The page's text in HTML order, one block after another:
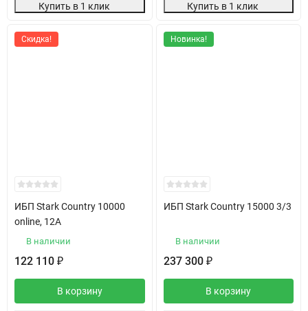
Купить в 1 клик Купить в 1 клик
Скидка!
ИБП Stark Country 10000
online, 12А
В наличии
122 110 ₽
В корзину
Новинка!
ИБП Stark Country 15000 3/3
В наличии
237 300 ₽
В корзину